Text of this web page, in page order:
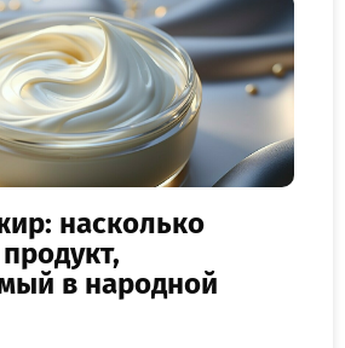
насколько
в народной